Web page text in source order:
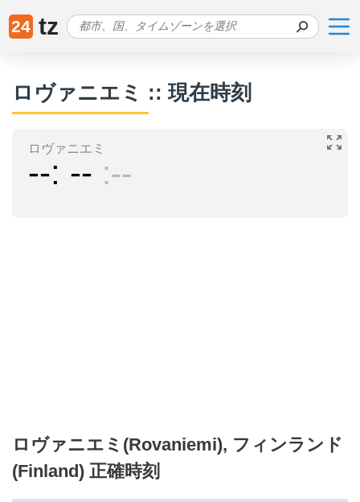
24 tz
ロヴァニエミ :: 現在時刻
ロヴァニエミ
-- -- --
ロヴァニエミ(Rovaniemi), フィンランド
(Finland) 正確時刻